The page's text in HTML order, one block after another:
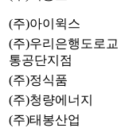
(주)아이윅스
(주)우리은행도로교
통공단지점
(주)정식품
(주)청량에너지
(주)태봉산업